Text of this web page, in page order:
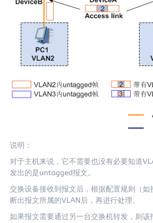
说明：
对于主机来说，它不需要也没有必要知道
发出的是untagged报文。
交换设备接收到报文后，根据配置规则（如
断出报文所属的VLAN后，再进行处理。
如果报文需要通过另一台交换机转发，则该